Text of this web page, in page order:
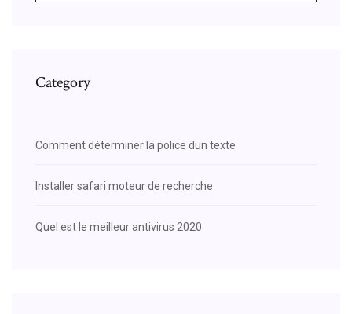
Category
Comment déterminer la police dun texte
Installer safari moteur de recherche
Quel est le meilleur antivirus 2020